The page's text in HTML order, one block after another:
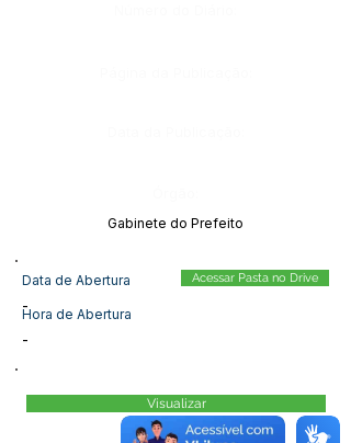
Gabinete do Prefeito
Data de Abertura
-
Hora de Abertura
-
Acessar Pasta no Drive
Visualizar